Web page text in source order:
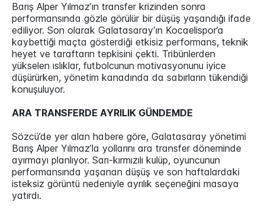
Barış Alper Yılmaz’ın transfer krizinden sonra
performansında gözle görülür bir düşüş yaşandığı ifade
ediliyor. Son olarak Galatasaray’ın Kocaelispor’a
kaybettiği maçta gösterdiği etkisiz performans, teknik
heyet ve taraftarın tepkisini çekti. Tribünlerden
yükselen ıslıklar, futbolcunun motivasyonunu iyice
düşürürken, yönetim kanadında da sabırların tükendiği
konuşuluyor.
ARA TRANSFERDE AYRILIK GÜNDEMDE
Sözcü’de yer alan habere göre, Galatasaray yönetimi
Barış Alper Yılmaz’la yollarını ara transfer döneminde
ayırmayı planlıyor. Sarı-kırmızılı kulüp, oyuncunun
performansında yaşanan düşüş ve son haftalardaki
isteksiz görüntü nedeniyle ayrılık seçeneğini masaya
yatırdı.